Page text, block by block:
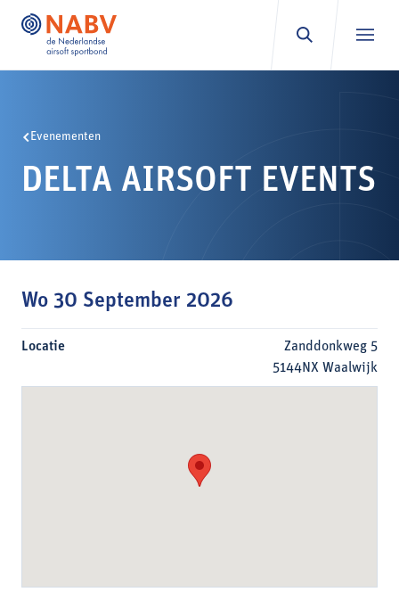
Evenementen
DELTA AIRSOFT EVENTS
Wo 30 September 2026
Locatie
Zanddonkweg 5
5144NX Waalwijk